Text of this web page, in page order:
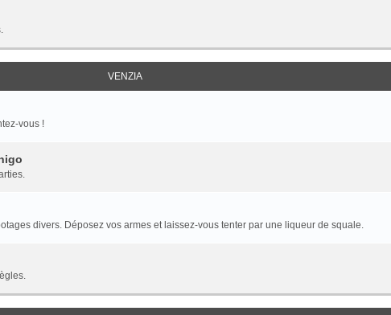
VENZIA
vous !
divers. Déposez vos armes et laissez-vous tenter par une liqueur de squale.